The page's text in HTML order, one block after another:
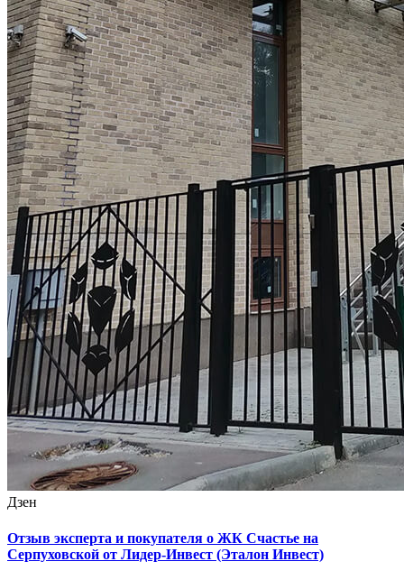
Дзен
Отзыв эксперта и покупателя о ЖК Счастье на
Серпуховской от Лидер-Инвест (Эталон Инвест)